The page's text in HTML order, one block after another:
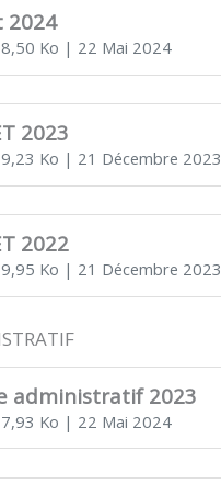
2024
Ko | 22 Mai 2024
2023
Ko | 21 Décembre 2023
2022
Ko | 21 Décembre 2023
administratif 2023
Ko | 22 Mai 2024